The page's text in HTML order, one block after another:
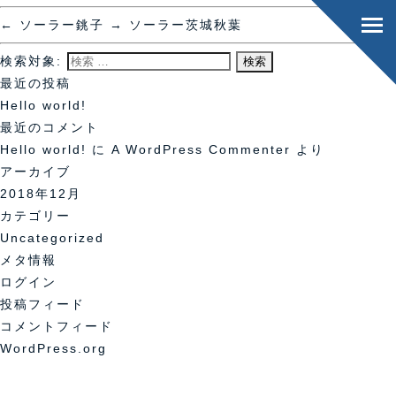
← ソーラー銚子 → ソーラー茨城秋葉
検索対象:
最近の投稿
Hello world!
最近のコメント
Hello world!
に A WordPress Commenter
より
アーカイブ
2018年12月
カテゴリー
Uncategorized
メタ情報
ログイン
投稿フィード
コメントフィード
WordPress.org